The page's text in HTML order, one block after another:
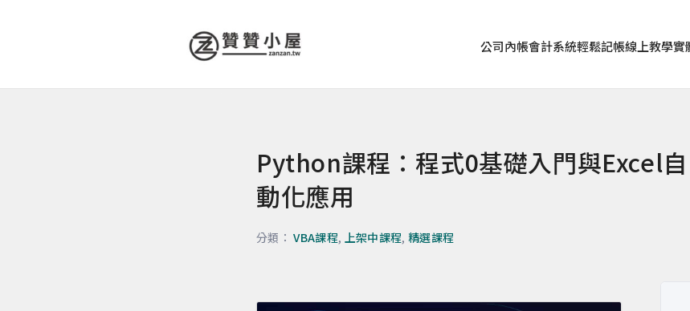
公司內帳會計系統輕鬆記帳線上教學實
Python課程：程式0基礎入門與Excel自
動化應用
分類：VBA課程, 上架中課程,精選課程